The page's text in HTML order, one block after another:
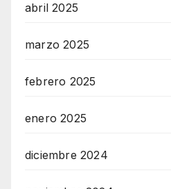
abril 2025
marzo 2025
febrero 2025
enero 2025
diciembre 2024